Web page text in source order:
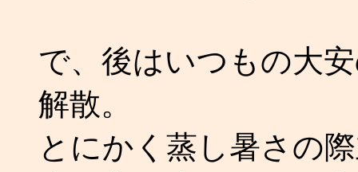
で、後はいつもの大
解散。
とにかく蒸し暑さの